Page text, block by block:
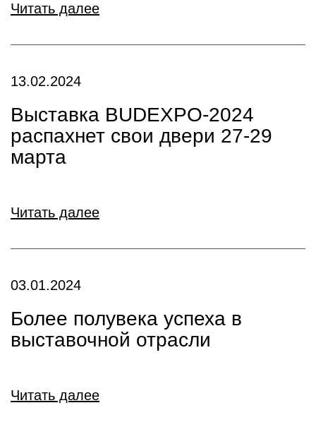
Читать далее
13.02.2024
Выставка BUDEXPO-2024
распахнет свои двери 27-29
марта
Читать далее
03.01.2024
Более полувека успеха в
выставочной отрасли
Читать далее